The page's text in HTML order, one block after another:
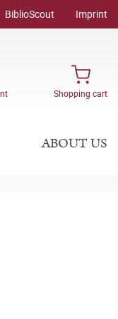
BiblioScout Imprint
Shopping cart
ABOUT US